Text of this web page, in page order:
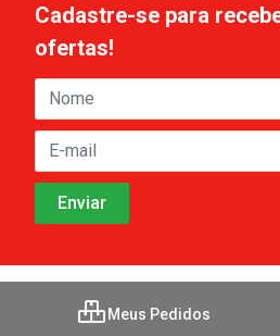
Cadastre-se para
ofertas!
Meus Pedidos